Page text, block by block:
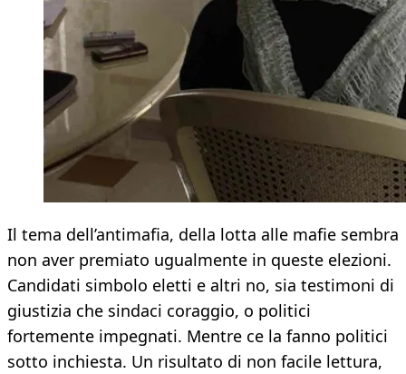
Il tema dell’antimafia, della lotta alle mafie sembra
non aver premiato ugualmente in queste elezioni.
Candidati simbolo eletti e altri no, sia testimoni di
giustizia che sindaci coraggio, o politici
fortemente impegnati. Mentre ce la fanno politici
sotto inchiesta. Un risultato di non facile lettura,